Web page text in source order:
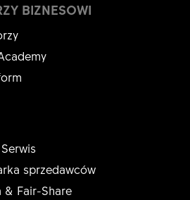
sprzedawców
& Fair-Share
BIZNESOWI